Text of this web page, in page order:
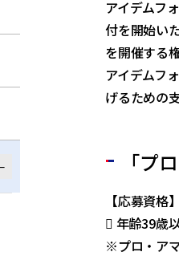
アイデムフ
付を開始い
を開催する
アイデムフ
げるための
「プ
【応募資格
 年齢39歳
※プロ・ア